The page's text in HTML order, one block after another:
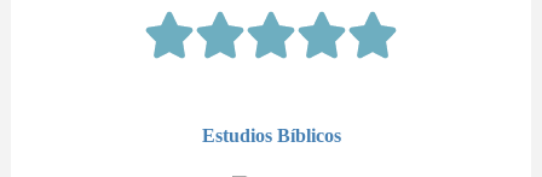
Estudios Bíblicos